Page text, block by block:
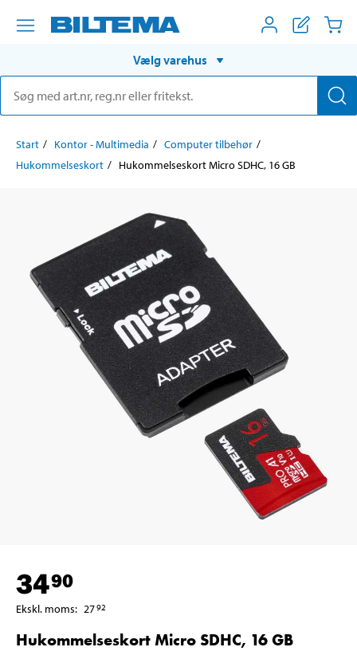
Vælg varehus
Start Kontor - Multimedia
Computer tilbehør
Hukommelseskort
Hukommelseskort Micro SDHC, 16 GB
3490
Ekskl. moms: 2792
Hukommelseskort Micro SDHC, 16 GB